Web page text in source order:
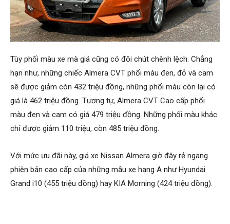
Tùy phối màu xe mà giá cũng có đôi chút chênh lệch. Chẳng
hạn như, những chiếc Almera CVT phối màu đen, đỏ và cam
sẽ được giảm còn 432 triệu đồng, những phối màu còn lại có
giá là 462 triệu đồng. Tương tự, Almera CVT Cao cấp phối
màu đen và cam có giá 479 triệu đồng. Những phối màu khác
chỉ được giảm 110 triệu, còn 485 triệu đồng.
Với mức ưu đãi này, giá xe Nissan Almera giờ đây rẻ ngang
phiên bản cao cấp của những mẫu xe hạng A như Hyundai
Grand i10 (455 triệu đồng) hay KIA Morning (424 triệu đồng).